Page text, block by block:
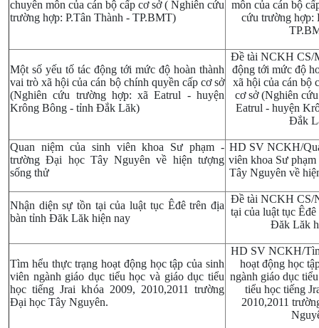
chuyên môn của cán bộ cấp cơ sở ( Nghiên cứu
trường hợp: P.Tân Thành - TP.BMT)
môn của cán bộ
cứu trường hợp:
Một số yếu tố tác động tới mức độ hoàn thành
vai trò xã hội của cán bộ chính quyền cấp cơ sở
(Nghiên cứu trường hợp: xã Eatrul - huyện
Krông Bông - tỉnh Đắk Lăk)
Đề tài NCKH CS/
động tới mức độ
xã hội của cán bộ
cơ sở (Nghiên
Eatrul - huyện
Đắk
Quan niệm của sinh viên khoa Sư phạm -
trường Đại học Tây Nguyên về hiện tượng
sống thử
HD SV NCKH/
viên khoa Sư
Tây Nguyên về
Nhận diện sự tồn tại của luật tục Êđê trên địa
bàn tỉnh Đăk Lăk hiện nay
Đề tài NCKH CS/
tại của luật tục
Đăk Lăk
Tìm hểu thực trạng hoạt động học tập của sinh
viên ngành giáo dục tiểu học và giáo dục tiểu
học tiếng Jrai khóa 2009, 2010,2011 trường
Đại học Tây Nguyên.
HD SV NCKH/
hoạt động học
ngành giáo dục
tiểu học tiếng
2010,2011